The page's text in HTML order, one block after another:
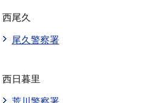
西尾久
尾久警察署
西日暮里